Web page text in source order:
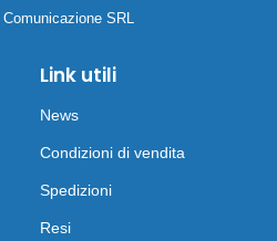
Comunicazione SRL
Link utili
News
Condizioni di vendita
Spedizioni
Resi